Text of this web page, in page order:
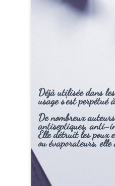
Déjà utilisée dans
usage s'est perpétué
De nombreux
antiseptiques, anti-
Elle détruit les poux
ou évaporateurs,